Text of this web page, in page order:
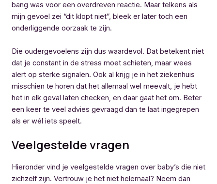
bang was voor een overdreven reactie. Maar telkens als
mijn gevoel zei “dit klopt niet”, bleek er later toch een
onderliggende oorzaak te zijn.
Die oudergevoelens zijn dus waardevol. Dat betekent niet
dat je constant in de stress moet schieten, maar wees
alert op sterke signalen. Ook al krijg je in het ziekenhuis
misschien te horen dat het allemaal wel meevalt, je hebt
het in elk geval laten checken, en daar gaat het om. Beter
een keer te veel advies gevraagd dan te laat ingegrepen
als er wél iets speelt.
Veelgestelde vragen
Hieronder vind je veelgestelde vragen over baby’s die niet
zichzelf zijn. Vertrouw je het niet helemaal? Neem dan